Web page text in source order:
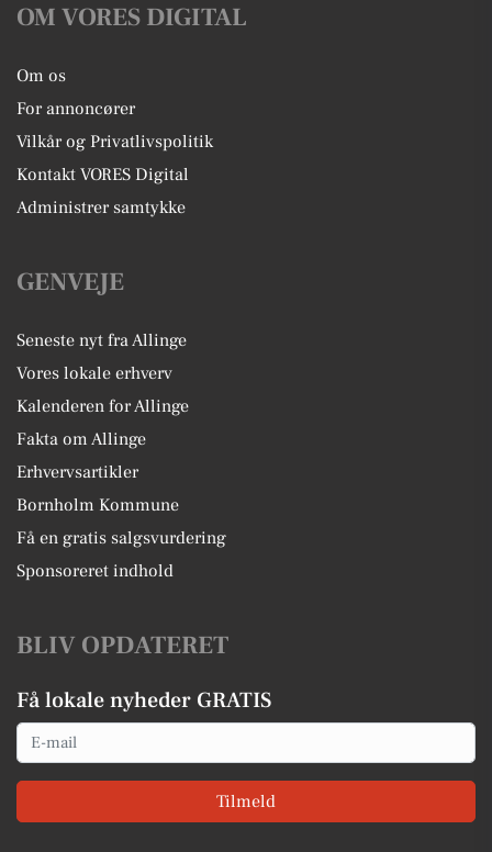
OM VORES DIGITAL
Om os
For annoncører
Vilkår og Privatlivspolitik
Kontakt VORES Digital
Administrer samtykke
GENVEJE
Seneste nyt fra Allinge
Vores lokale erhverv
Kalenderen for Allinge
Fakta om Allinge
Erhvervsartikler
Bornholm Kommune
Få en gratis salgsvurdering
Sponsoreret indhold
BLIV OPDATERET
Få lokale nyheder GRATIS
Email
Tilmeld